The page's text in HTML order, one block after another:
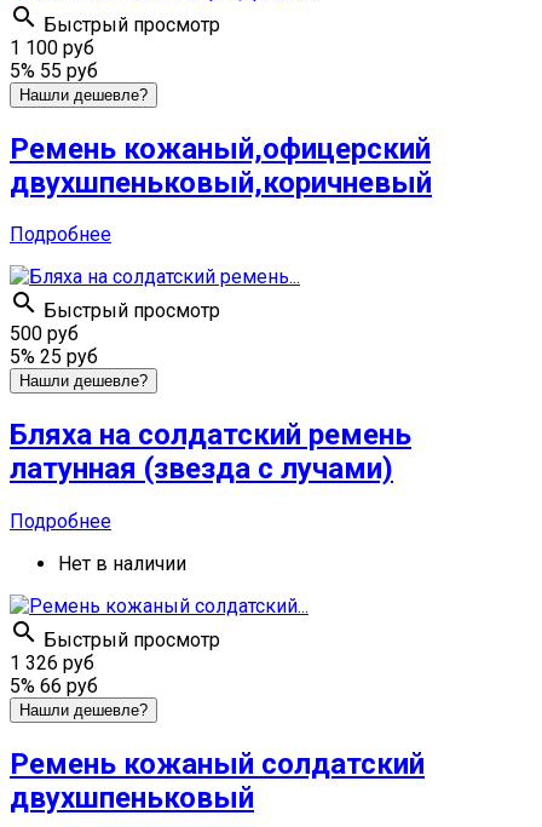
 Быстрый просмотр
1 100 руб
5% 55 руб
Нашли дешевле?
Ремень кожаный,офицерский
двухшпеньковый,коричневый
Подробнее
 Быстрый просмотр
500 руб
5% 25 руб
Нашли дешевле?
Бляха на солдатский ремень
латунная (звезда с лучами)
Подробнее
Нет в наличии
 Быстрый просмотр
1 326 руб
5% 66 руб
Нашли дешевле?
Ремень кожаный солдатский
двухшпеньковый